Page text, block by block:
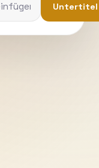
Untertitel